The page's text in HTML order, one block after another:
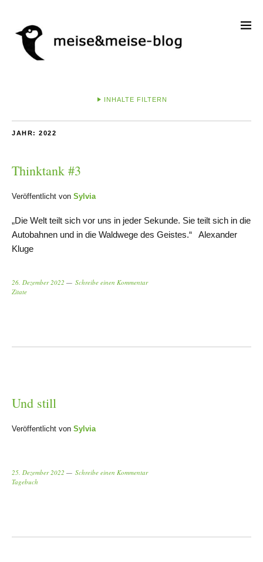
INHALTE FILTERN
JAHR: 2022
Thinktank #3
Veröffentlicht von Sylvia
„Die Welt teilt sich vor uns in jeder Sekunde. Sie teilt sich in die
Autobahnen und in die Waldwege des Geistes.“ Alexander
Kluge
26. Dezember 2022
Schreibe einen Kommentar
Zitate
Und still
Veröffentlicht von Sylvia
25. Dezember 2022
Schreibe einen Kommentar
Tagebuch